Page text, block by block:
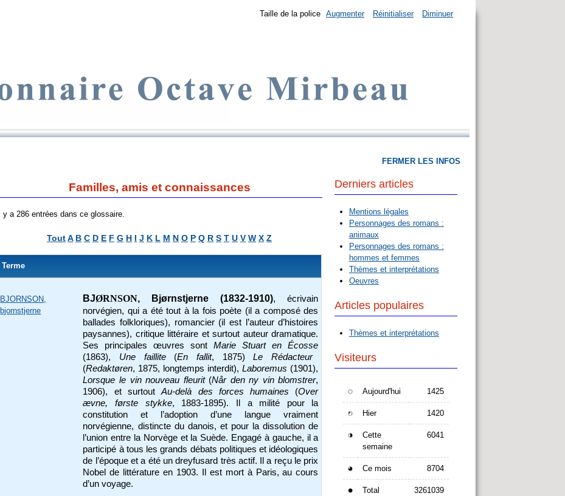
Taille de la police Augmenter Réinitialiser Diminuer
Familles, amis et connaissances
Il y a 286 entrées dans ce glossaire.
ToutA B C D E F G H I J K L M N O P Q R S T U V W X Z
Terme
BJORNSON,
bjornstjerne
BJØRNSON, Bjørnstjerne (1832-1910),écrivain
norvégien, qui a été tout à la fois poète (il a composé des
ballades folkloriques), romancier (il est l’auteur d’histoires
paysannes), critique littéraire et surtout auteur dramatique.
Ses principales œuvres sontMarie Stuart
en Écosse
(1863), Une faillite(En fallit, 1875)Le Rédacteur
(Redaktøren, 1875, longtemps interdit), Laboremus (1901),
Lorsque le vin nouveau fleurit(Når den ny vin blomstrer,
1906), et surtoutAu-delà des forces humaines (Over
ævne, første stykke, 1883-1895). Il a milité pour la
constitution et l’adoption d’une langue vraiment
norvégienne, distincte du danois, et pour la dissolution de
l’union entre la Norvège et la Suède. Engagé à gauche, il a
participé à tous les grands débats politiques et idéologiques
de l’époque et a été un dreyfusard très actif. Il a reçu le prix
Nobel de littérature en 1903. Il est mort à Paris, au cours
d’un voyage.
FERMER LES INFOS
Derniers articles
Mentions légales
Personnages des romans :
animaux
Personnages des romans :
hommes et femmes
Thèmes et interprétations
Oeuvres
Articles populaires
Thèmes et interprétations
Visiteurs
Aujourd'hui 1425
Hier 1420
Cette
semaine
6041
Ce mois 8704
Total 3261039